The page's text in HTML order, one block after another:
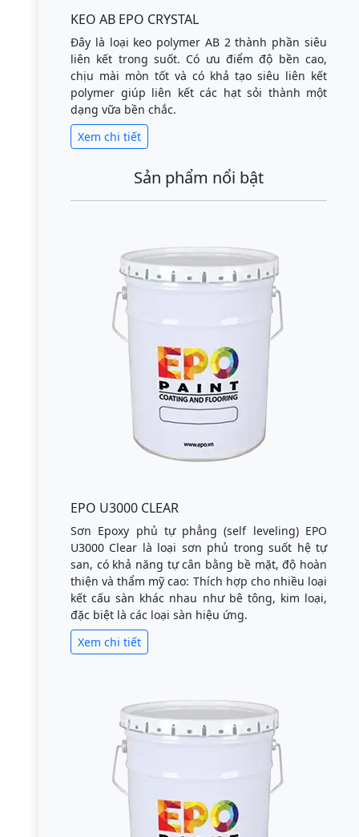
KEO AB EPO CRYSTAL
Đây là loại keo polymer AB 2 thành phần siêu
liên kết trong suốt. Có ưu điểm độ bền cao,
chịu mài mòn tốt và có khả tạo siêu liên kết
polymer giúp liên kết các hạt sỏi thành một
dạng vữa bền chắc.
Xem chi tiết
Sản phẩm nổi bật
EPO U3000 CLEAR
Sơn Epoxy phủ tự phẳng (self leveling) EPO
U3000 Clear là loại sơn phủ trong suốt hệ tự
san, có khả năng tự cân bằng bề mặt, độ hoàn
thiện và thẩm mỹ cao: Thích hợp cho nhiều loại
kết cấu sàn khác nhau như bê tông, kim loại,
đặc biệt là các loại sàn hiệu ứng.
Xem chi tiết